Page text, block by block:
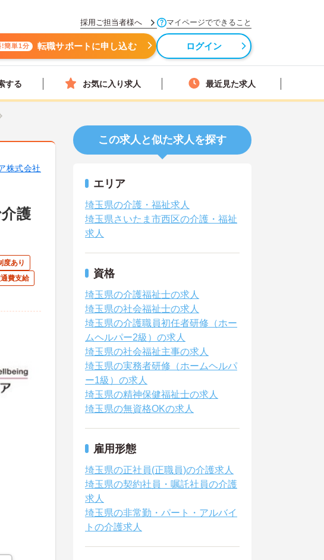
採用ご担当者様へ マイページでできること
!簡単1分 転職サポートに申し込む ログイン
する お気に入り求人 最近見た求人
株式会社
護
度あり
費支給
この求人と似た求人を探す
エリア
埼玉県の介護・福祉求人
埼玉県さいたま市西区の介護・福祉
求人
資格
埼玉県の介護福祉士の求人
埼玉県の社会福祉士の求人
埼玉県の介護職員初任者研修（ホー
ムヘルパー2級）の求人
埼玉県の社会福祉主事の求人
埼玉県の実務者研修（ホームヘルパ
ー1級）の求人
埼玉県の精神保健福祉士の求人
埼玉県の無資格OKの求人
雇用形態
埼玉県の正社員(正職員)の介護求人
埼玉県の契約社員・嘱託社員の介護
求人
埼玉県の非常勤・パート・アルバイ
トの介護求人